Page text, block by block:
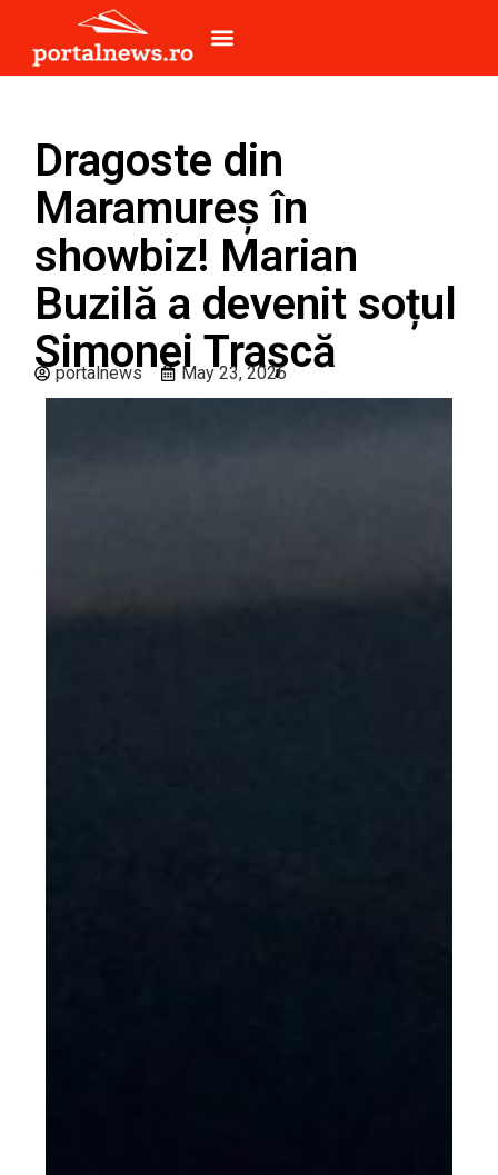
Dragoste din
Maramureș în
showbiz! Marian
Buzilă a devenit soțul
Simonei Trașcă
portalnews May 23, 2026